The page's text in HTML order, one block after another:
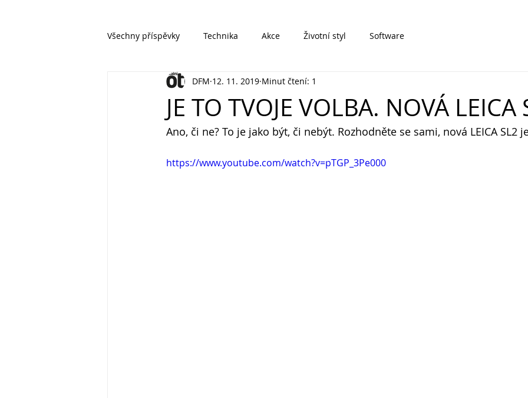
Všechny příspěvky Technika Akce Životní styl Software
JE TO TVOJE VOLBA. NOVÁ LEICA
DFM 12. 11. 2019 Minut čtení: 1
Ano, či ne? To je jako být, či nebýt. Rozhodněte se sami, nová LEICA SL2
https://www.youtube.com/watch?v=pTGP_3Pe000